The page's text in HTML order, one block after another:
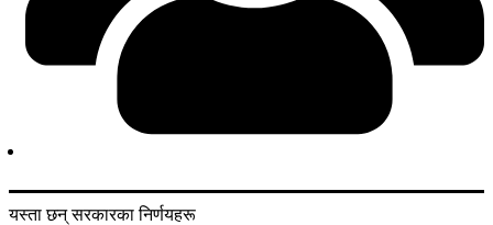
यस्ता छन् सरकारका निर्णयहरू